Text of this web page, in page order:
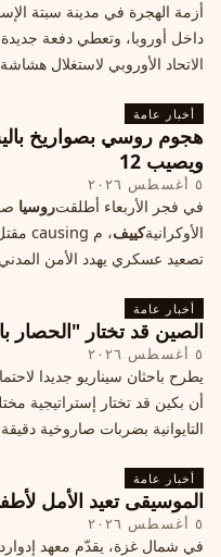
أزمة الهجرة في مدينة سبتة
داخل أوروبا، وتعطي دفعة
الاتحاد الأوروبي لاستغلال
أخبار عامة
هجوم روسي بصواريخ
ويصيب 12
٥ أغسطس ٢٠٢٦
في فجر الأربعاء أطلقتروسيا
الأوكرانيةكييف، م causing مقتل
تصعيد عسكري يهدد الأمن
أخبار عامة
الصين قد تختار "الحصار
٥ أغسطس ٢٠٢٦
يطرح باحثان سيناريو جديدا
أن بكين قد تختار إستراتيجية
التايوانية بضربات صاروخية
أخبار عامة
الموسيقى تعيد الأمل
٥ أغسطس ٢٠٢٦
في شمال غزة، يقدّم معهد